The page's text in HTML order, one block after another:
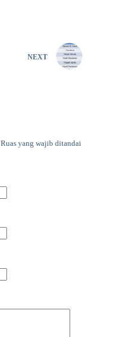
NEXT
Ruas yang wajib ditandai